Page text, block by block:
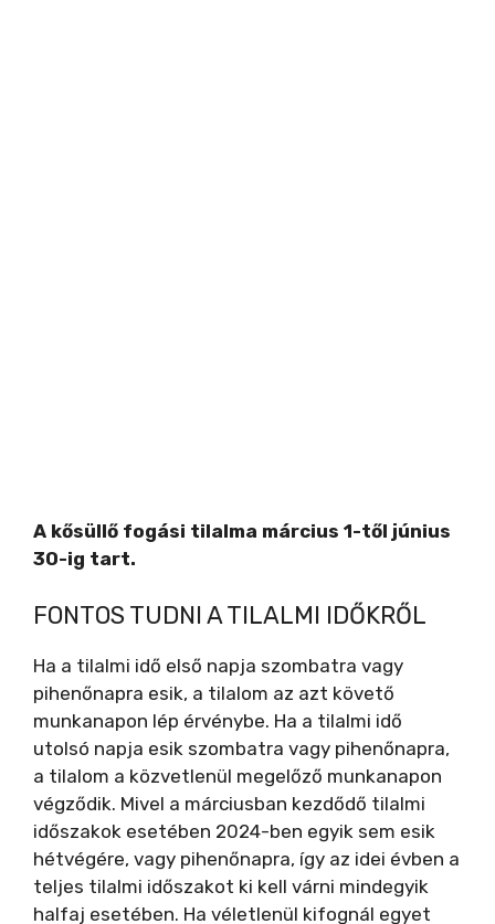
A kősüllő fogási tilalma március 1-től június
30-ig tart.
FONTOS TUDNI A TILALMI IDŐKRŐL
Ha a tilalmi idő első napja szombatra vagy
pihenőnapra esik, a tilalom az azt követő
munkanapon lép érvénybe. Ha a tilalmi idő
utolsó napja esik szombatra vagy pihenőnapra,
a tilalom a közvetlenül megelőző munkanapon
végződik. Mivel a márciusban kezdődő tilalmi
időszakok esetében 2024-ben egyik sem esik
hétvégére, vagy pihenőnapra, így az idei évben a
teljes tilalmi időszakot ki kell várni mindegyik
halfaj esetében. Ha véletlenül kifognál egyet